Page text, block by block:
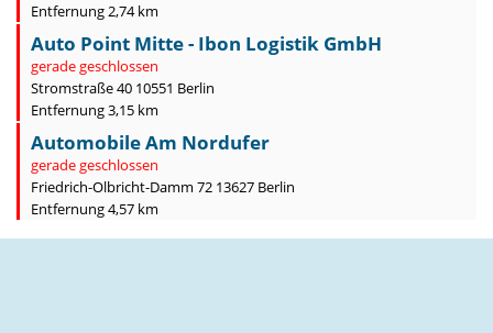
Entfernung 2,74 km
Auto Point Mitte - Ibon Logistik GmbH
gerade geschlossen
Stromstraße 40 10551 Berlin
Entfernung 3,15 km
Automobile Am Nordufer
gerade geschlossen
Friedrich-Olbricht-Damm 72 13627 Berlin
Entfernung 4,57 km